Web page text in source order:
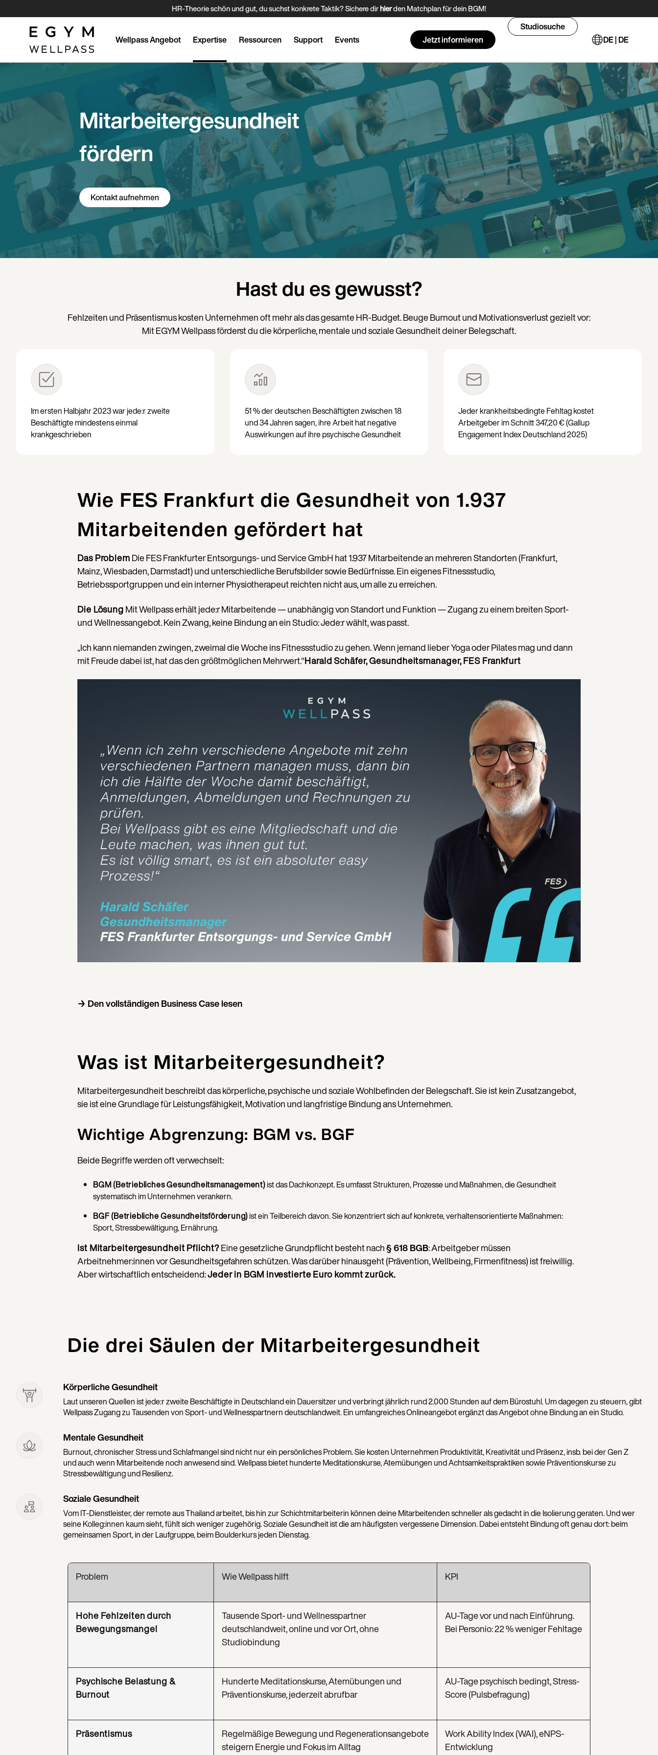
Inhalt
HR-Theorie schön und gut, du suchst konkrete Taktik? Sichere dirhierden Matchplan für dein BGM!
Wellpass Angebot Expertise Ressourcen Support Events Jetzt informieren
Studiosuche
DE | DE
Mitarbeitergesundheit
fördern
Kontakt aufnehmen
Hast du es gewusst?
Fehlzeiten und Präsentismus kosten Unternehmen oft mehr als das gesamte HR-Budget. Beuge Burnout und Motivationsverlust gezielt vor:
Mit EGYM Wellpass förderst du die körperliche, mentale und soziale Gesundheit deiner Belegschaft.
Im ersten Halbjahr 2023 war jede:r zweite
Beschäftigte mindestens einmal
krankgeschrieben
51 % der deutschen Beschäftigten zwischen 18
und 34 Jahren sagen, ihre Arbeit hat negative
Auswirkungen auf ihre psychische Gesundheit
Jeder krankheitsbedingte Fehltag kostet
Arbeitgeber im Schnitt 347,20 € (Gallup
Engagement Index Deutschland 2025)
Wie FES Frankfurt die Gesundheit von 1.937
Mitarbeitenden gefördert hat
Das ProblemDie FES Frankfurter Entsorgungs- und Service GmbH hat 1.937 Mitarbeitende an mehreren Standorten (Frankfurt,
Mainz, Wiesbaden, Darmstadt) und unterschiedliche Berufsbilder sowie Bedürfnisse. Ein eigenes Fitnessstudio,
Betriebssportgruppen und ein interner Physiotherapeut reichten nicht aus, um alle zu erreichen.
Die LösungMit Wellpass erhält jede:r Mitarbeitende — unabhängig von Standort und Funktion — Zugang zu einem breiten Sport-
und Wellnessangebot. Kein Zwang, keine Bindung an ein Studio: Jede:r wählt, was passt.
„Ich kann niemanden zwingen, zweimal die Woche ins Fitnessstudio zu gehen. Wenn jemand lieber Yoga oder Pilates mag und dann
mit Freude dabei ist, hat das den größtmöglichen Mehrwert."Harald Schäfer, Gesundheitsmanager, FES Frankfurt
→ Den vollständigen Business Case lesen
Was ist Mitarbeitergesundheit?
Mitarbeitergesundheit beschreibt das körperliche, psychische und soziale Wohlbefinden der Belegschaft. Sie ist kein Zusatzangebot,
sie ist eine Grundlage für Leistungsfähigkeit, Motivation und langfristige Bindung ans Unternehmen.
Wichtige Abgrenzung: BGM vs. BGF
Beide Begriffe werden oft verwechselt:
BGM (Betriebliches Gesundheitsmanagement)ist das Dachkonzept. Es umfasst Strukturen, Prozesse und Maßnahmen, die Gesundheit
systematisch im Unternehmen verankern.
BGF (Betriebliche Gesundheitsförderung)ist ein Teilbereich davon. Sie konzentriert sich auf konkrete, verhaltensorientierte Maßnahmen:
Sport, Stressbewältigung, Ernährung.
Ist Mitarbeitergesundheit Pflicht?Eine gesetzliche Grundpflicht besteht nach§ 618 BGB: Arbeitgeber müssen
Arbeitnehmer:innen vor Gesundheitsgefahren schützen. Was darüber hinausgeht (Prävention, Wellbeing, Firmenfitness) ist freiwillig.
Aber wirtschaftlich entscheidend:Jeder in BGM investierte Euro kommt zurück.
Die drei Säulen der Mitarbeitergesundheit
Körperliche Gesundheit
Laut unseren Quellen ist jede:r zweite Beschäftigte in Deutschland ein Dauersitzer und verbringt jährlich rund 2.000 Stunden auf dem Bürostuhl. Um dagegen zu steuern, gibt
Wellpass Zugang zu Tausenden von Sport- und Wellnesspartnern deutschlandweit. Ein umfangreiches Onlineangebot ergänzt das Angebot ohne Bindung an ein Studio.
Mentale Gesundheit
Burnout, chronischer Stress und Schlafmangel sind nicht nur ein persönliches Problem. Sie kosten Unternehmen Produktivität, Kreativität und Präsenz, insb. bei der Gen Z
und auch wenn Mitarbeitende noch anwesend sind. Wellpass bietet hunderte Meditationskurse, Atemübungen und Achtsamkeitspraktiken sowie Präventionskurse zu
Stressbewältigung und Resilienz.
Soziale Gesundheit
Vom IT-Dienstleister, der remote aus Thailand arbeitet, bis hin zur Schichtmitarbeiterin können deine Mitarbeitenden schneller als gedacht in die Isolierung geraten. Und wer
seine Kolleg:innen kaum sieht, fühlt sich weniger zugehörig. Soziale Gesundheit ist die am häufigsten vergessene Dimension. Dabei entsteht Bindung oft genau dort: beim
gemeinsamen Sport, in der Laufgruppe, beim Boulderkurs jeden Dienstag.
Problem Wie Wellpass hilft KPI
Hohe Fehlzeiten durch
Bewegungsmangel
Tausende Sport- und Wellnesspartner
deutschlandweit, online und vor Ort, ohne
Studiobindung
AU-Tage vor und nach Einführung.
Bei Personio: 22 % weniger Fehltage
Psychische Belastung &
Burnout
Hunderte Meditationskurse, Atemübungen und
Präventionskurse, jederzeit abrufbar
AU-Tage psychisch bedingt, Stress-
Score (Pulsbefragung)
Präsentismus
Regelmäßige Bewegung und Regenerationsangebote
steigern Energie und Fokus im Alltag
Work Ability Index (WAI), eNPS-
Entwicklung
Sprache